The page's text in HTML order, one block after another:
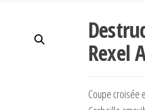
Rexel
Coupe croisée